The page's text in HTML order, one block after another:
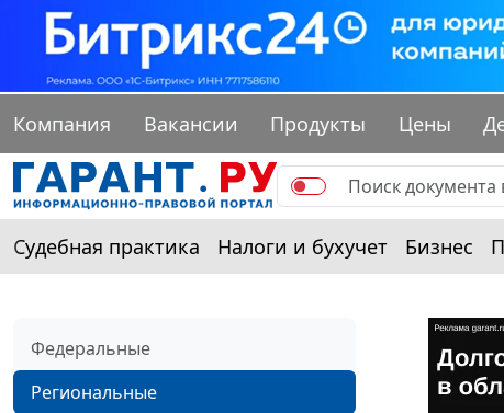
Компания Вакансии Продукты Цены
Судебная практика Налоги и бухучет Бизнес
Федеральные
Региональные